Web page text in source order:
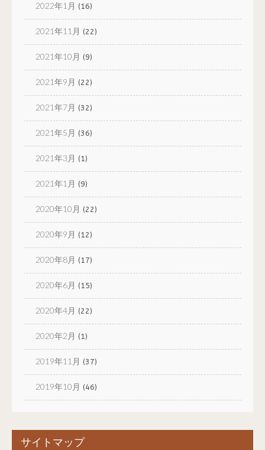
2022年1月 (16)
2021年11月 (22)
2021年10月 (9)
2021年9月 (22)
2021年7月 (32)
2021年5月 (36)
2021年3月 (1)
2021年1月 (9)
2020年10月 (22)
2020年9月 (12)
2020年8月 (17)
2020年6月 (15)
2020年4月 (22)
2020年2月 (1)
2019年11月 (37)
2019年10月 (46)
サイトマップ